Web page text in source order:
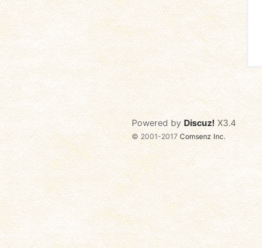
Powered by Discuz! X3.4
© 2001-2017Comsenz Inc.